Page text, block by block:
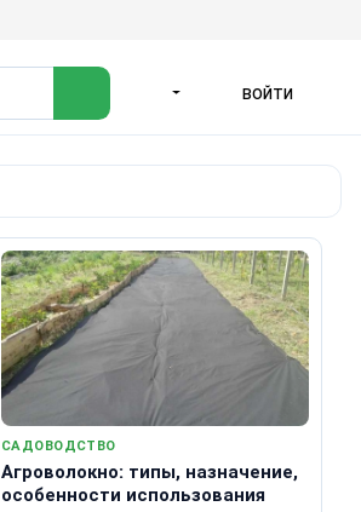
ВОЙТИ
САДОВОДСТВО
Агроволокно: типы, назначение,
особенности использования